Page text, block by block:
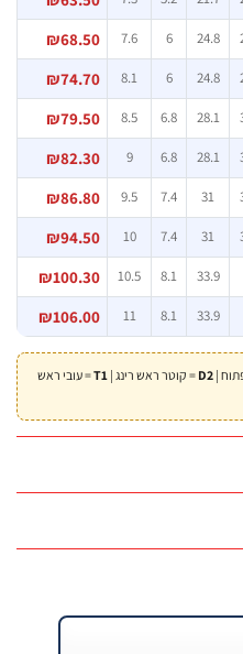
6
7.6
₪68.50
6
8.1
₪74.70
6.8
8.5
₪79.50
6.8
9
₪82.30
7.4
9.5
₪86.80
7.4
10
₪94.50
8.1
10.5
₪100.30
8.1
11
₪106.00
= קוטר ראש רינג |T1 = עובי ראש